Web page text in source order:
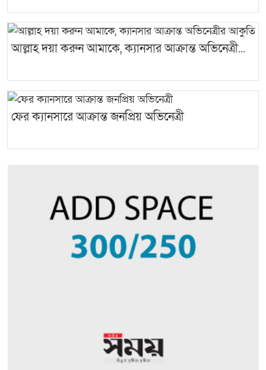
আল্লাহ দয়া করুন আমাকে, ক্যানসার আক্রান্ত অভিনেত্রী...
ফের ক্যানসারে আক্রান্ত জনপ্রিয় অভিনেত্রী